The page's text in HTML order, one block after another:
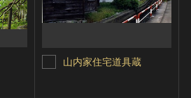
山内家住宅道具蔵